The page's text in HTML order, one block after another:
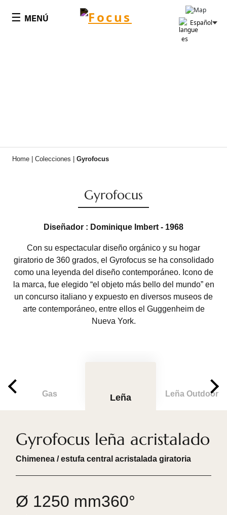
☰ MENÚ Español
Home Colecciones Gyrofocus
Gyrofocus
Diseñador : Dominique Imbert - 1968
Con su espectacular diseño orgánico y su hogar
giratorio de 360 grados, el Gyrofocus se ha consolidado
como una leyenda del diseño contemporáneo. Icono de
la marca, fue elegido “el objeto más bello del mundo” en
un concurso italiano y expuesto en diversos museos de
arte contemporáneo, entre ellos el Guggenheim de
Nueva York.
Gas Leña Leña Outdoor
Gyrofocus leña acristalado
Chimenea / estufa central acristalada giratoria
Ø 1250 mm360°
Panel de gestión de cookies